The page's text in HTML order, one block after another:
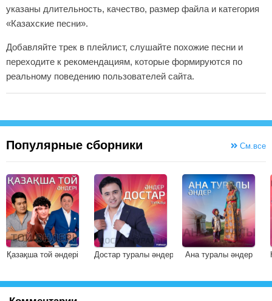
указаны длительность, качество, размер файла и категория
«Казахские песни».
Добавляйте трек в плейлист, слушайте похожие песни и
переходите к рекомендациям, которые формируются по
реальному поведению пользователей сайта.
Популярные сборники См.все
Қазақша той әндері Достар туралы әндер Ана туралы әндер